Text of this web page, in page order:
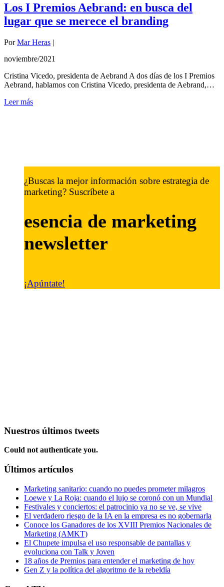
Los I Premios Aebrand: en busca del
lugar que se merece el branding
PorMar Heras |
noviembre/2021
Cristina Vicedo, presidenta de Aebrand A dos días de los I Premios
Aebrand, hablamos con Cristina Vicedo, presidenta de Aebrand,…
Leer más
¿Buscas la mejor información sobre estrategia de
marketing? Suscríbete a
esencia de marketing
newsletter
¡Apúntate!
Nuestros últimos tweets
Could not authenticate you.
Últimos artículos
Marketing sanitario: cuando no puedes prometer milagros
Loewe y La Roja: cuando el lujo se coronó con un Mundial
Festivales y conciertos: el patrocinio ya no se ve, se vive
El verdadero riesgo de la IA en la empresa es no gobernarla
Conoce los Ganadores de los XVIII Premios Nacionales de
Marketing (AMKT)
El Chupete impulsa el uso responsable de pantallas y
evoluciona con Talk y Joven
18 años de Premios para entender el marketing de hoy
Gen Z y la política del algoritmo de la rebeldía